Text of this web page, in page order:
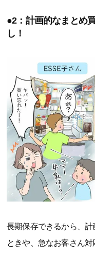
●2：計画的なまとめ
し！
長期保存できるから、
ときや、急なお客さん対